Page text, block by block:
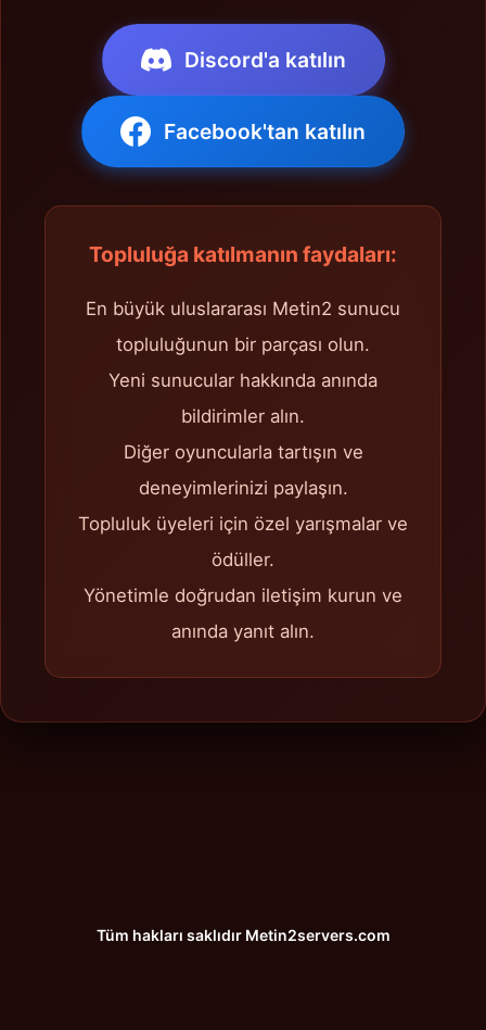
Discord'a katılın
Facebook'tan katılın
Topluluğa katılmanın faydaları:
En büyük uluslararası Metin2 sunucu
topluluğunun bir parçası olun.
Yeni sunucular hakkında anında
bildirimler alın.
Diğer oyuncularla tartışın ve
deneyimlerinizi paylaşın.
Topluluk üyeleri için özel yarışmalar ve
ödüller.
Yönetimle doğrudan iletişim kurun ve
anında yanıt alın.
Tüm hakları saklıdır Metin2servers.com